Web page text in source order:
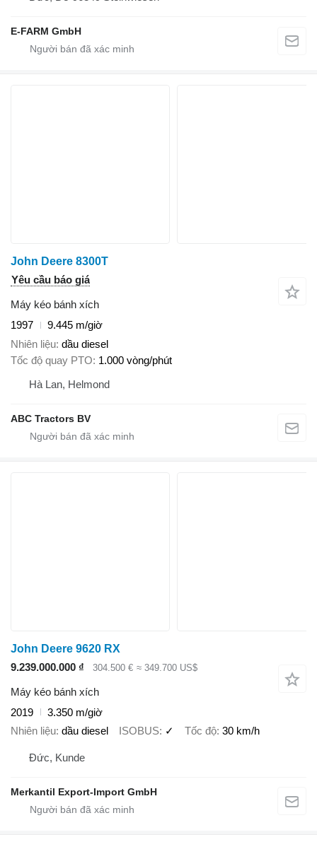
E-FARM GmbH
John Deere 8300T
Yêu cầu báo giá
Máy kéo bánh xích
1997
9.445 m/giờ
Nhiên liệu dầu diesel
Tốc độ quay PTO 1.000 vòng/phút
Hà Lan, Helmond
ABC Tractors BV
John Deere 9620 RX
9.239.000.000 ₫
304.500 € ≈ 349.700 US$
Máy kéo bánh xích
2019
3.350 m/giờ
Nhiên liệu dầu diesel ISOBUS ✓ Tốc độ 30 km/h
Đức, Kunde
Merkantil Export-Import GmbH